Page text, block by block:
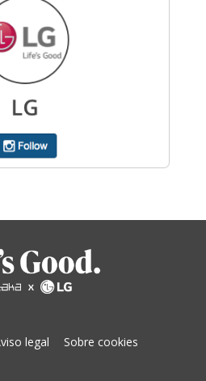
legal Sobre cookies